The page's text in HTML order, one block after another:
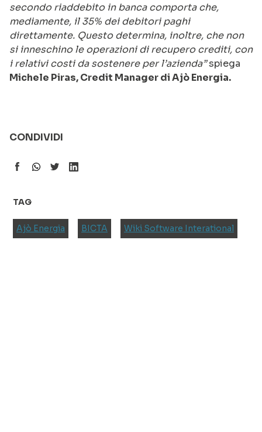
secondo riaddebito in banca comporta che,
mediamente, il 35% dei debitori paghi
direttamente. Questo determina, inoltre, che non
si inneschino le operazioni di recupero crediti, con
i relativi costi da sostenere per l’azienda”spiega
Michele Piras, Credit Manager di Ajò Energia.
CONDIVIDI
TAG
Ajò Energia BICTA Wiki Software Interational